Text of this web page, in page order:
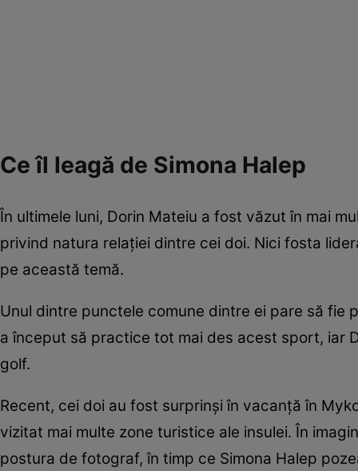
Ce îl leagă de Simona Halep
În ultimele luni, Dorin Mateiu a fost văzut în mai
privind natura relației dintre cei doi. Nici fosta
pe această temă.
Unul dintre punctele comune dintre ei pare să fie
a început să practice tot mai des acest sport, iar
golf.
Recent, cei doi au fost surprinși în vacanță în
vizitat mai multe zone turistice ale insulei. În
postura de fotograf, în timp ce Simona Halep